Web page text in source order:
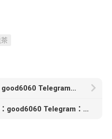
台中旅館叫小姐+Gleezy：good6060 Telegram：good6060【姿穎-5000】163cm E奶 25歲鋼琴老師 床上會調情
高雄小港叫小姐Gleezy：good6060 Telegram：good6060【語希】167cm 47 C奶 26歲蜜桃臀和雙腿緊實得讓人瘋狂